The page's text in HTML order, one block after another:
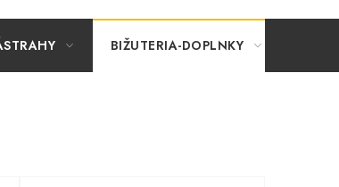
BIŽUTERIA-DOPLNKY